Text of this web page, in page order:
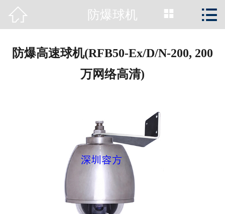
 首页
工程案例
资质荣誉
 防爆球机  
防爆高速球机(RFB50-Ex/D/N-200, 200
万网络高清)